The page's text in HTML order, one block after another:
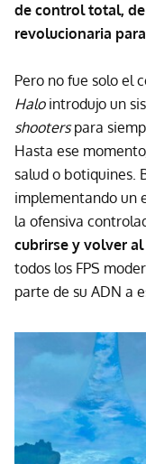
de control total,
revolucionaria
Pero no fue solo el
Halointrodujo un
shooterspara
Hasta ese
salud o botiquines.
implementando un
la ofensiva
cubrirse y volver al
todos los FPS
parte de su ADN a